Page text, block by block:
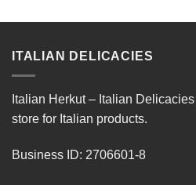
ITALIAN DELICACIES
Italian Herkut – Italian
store for Italian products.
Business ID: 2706601-8